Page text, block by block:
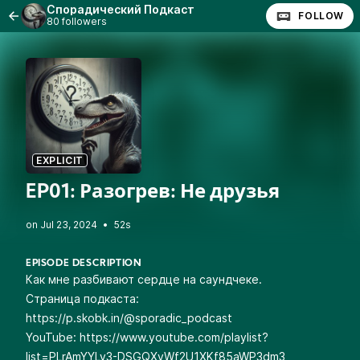
Спорадический Подкаст
80 followers FOLLOW
EXPLICIT
EP01: Разогрев: Не друзья
• 52s
EPISODE DESCRIPTION
Как мне разбивают сердце на саундчеке.
Страница подкаста:
https://p.skobk.in/@sporadic_podcast
YouTube: https://www.youtube.com/playlist?
list=PLrAmYYLv3-DSGQXvWf2U1XKf85aWP3dm3